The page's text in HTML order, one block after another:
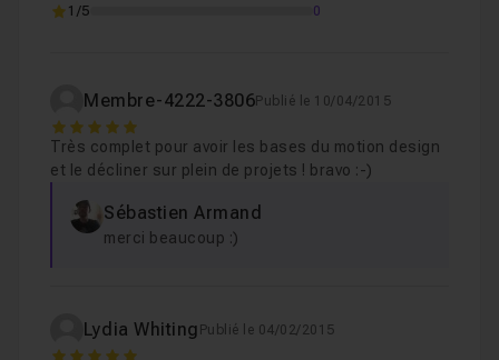
Leçon 4 13m50
Leçon 5 5 - Animation du texte 16m14
Leçon 6 6 - Lettres autour de la croix
7 - Détails et masque
Leçon 8 8 - Finalisations 16m36
1/5
0
Membre-4222-3806Publié le 10/04/2015
5
Très complet pour avoir les bases du motion design
et le décliner sur plein de projets ! bravo :-)
Sébastien Armand
merci beaucoup :)
Lydia Whiting Publié le 04/02/2015